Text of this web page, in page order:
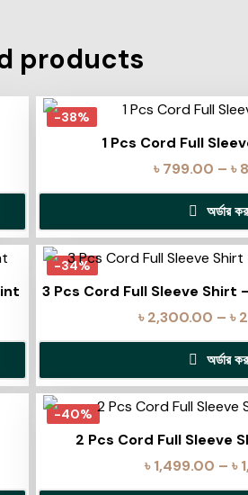
products
-38%
1 Pcs Cord Full
৳799.00 – ৳
অর্ডার
-34%
3 Pcs Cord Full Sleeve Shirt
৳2,300.00 – ৳
অর্ডার
-40%
2 Pcs Cord Full Sleeve
৳1,499.00 – ৳